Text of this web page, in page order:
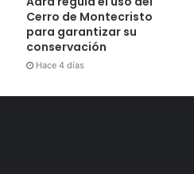
Cerro de Montecristo
para garantizar su
conservación
Hace 4 días